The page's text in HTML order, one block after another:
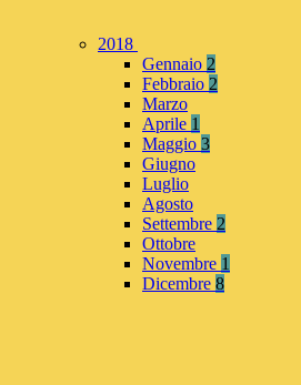
2018
Gennaio 2
Febbraio 2
Marzo
Aprile 1
Maggio 3
Giugno
Luglio
Agosto
Settembre 2
Ottobre
Novembre 1
Dicembre 8